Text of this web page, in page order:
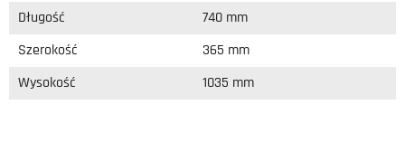
Długość 740 mm
Szerokość 365 mm
Wysokość 1035 mm